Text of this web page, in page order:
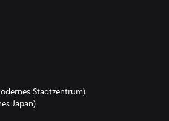
Stadtzentrum)
Japan)